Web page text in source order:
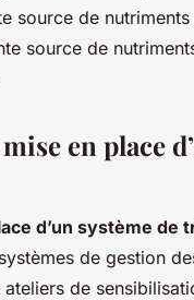
source de
source de
en place
d’un système de
de gestion
de